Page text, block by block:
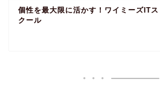
個性を最大限に活かす！ワイミーズITス
クール